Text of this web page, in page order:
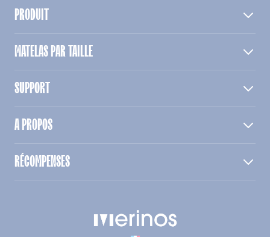
PRODUIT
MATELAS PAR TAILLE
SUPPORT
A PROPOS
RÉCOMPENSES